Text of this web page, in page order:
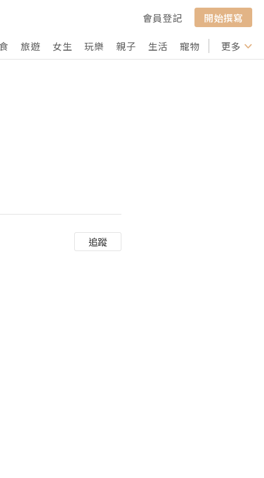
會員登記
開始撰寫
旅遊 女生 玩樂 親子 生活 寵物 行山 打卡
更多
追蹤